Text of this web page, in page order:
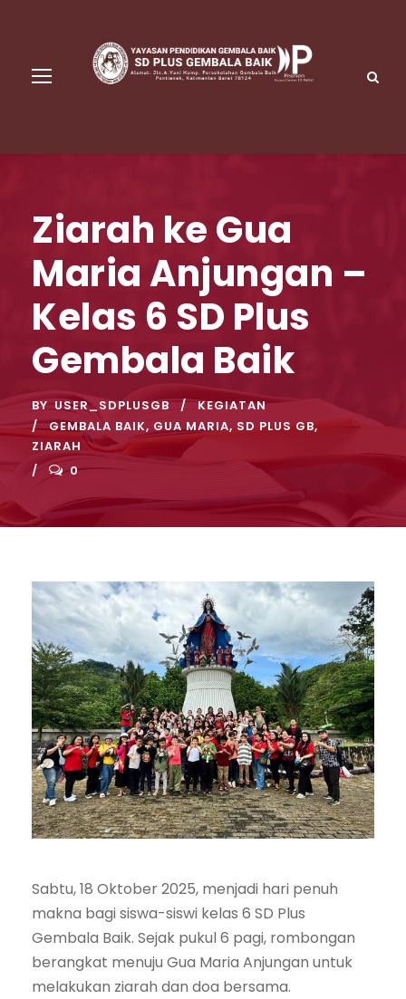
Ziarah ke Gua
Maria Anjungan –
Kelas 6 SD Plus
Gembala Baik
BY USER_SDPLUSGB
KEGIATAN
GEMBALA BAIK, GUA MARIA, SD PLUS GB,
ZIARAH
0
Sabtu, 18 Oktober 2025, menjadi hari penuh
makna bagi siswa-siswi kelas 6 SD Plus
Gembala Baik. Sejak pukul 6 pagi, rombongan
berangkat menuju Gua Maria Anjungan untuk
melakukan ziarah dan doa bersama.